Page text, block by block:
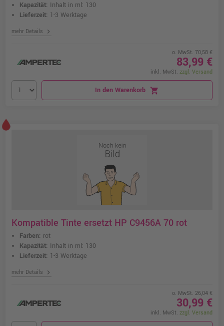
Kapazität: Inhalt in ml: 130
Lieferzeit: 1-3 Werktage
mehr Details chevron_right
o. MwSt. 70,58 €
83,99 €
inkl. MwSt. zzgl. Versand
In den Warenkorb shopping_cart
Kompatible Tinte ersetzt HP C9456A 70 rot
Farben: rot
Kapazität: Inhalt in ml: 130
Lieferzeit: 1-3 Werktage
mehr Details chevron_right
o. MwSt. 26,04 €
30,99 €
inkl. MwSt. zzgl. Versand